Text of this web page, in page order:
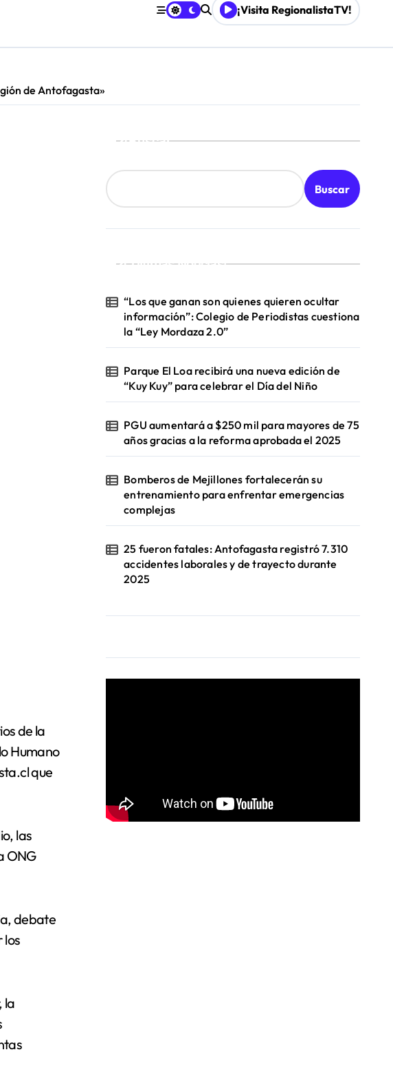
la “Ley Mordaza 2.0”
¡Visita RegionalistaTV!
de Antofagasta»
Humano
que
las
ONG
debate
los
la
Buscar
Buscar
¡Ultimas Noticias!
“Los que ganan son quienes quieren ocultar
información”: Colegio de Periodistas cuestiona
la “Ley Mordaza 2.0”
Parque El Loa recibirá una nueva edición de
“Kuy Kuy” para celebrar el Día del Niño
PGU aumentará a $250 mil para mayores de 75
años gracias a la reforma aprobada el 2025
Bomberos de Mejillones fortalecerán su
entrenamiento para enfrentar emergencias
complejas
25 fueron fatales: Antofagasta registró 7.310
accidentes laborales y de trayecto durante
2025